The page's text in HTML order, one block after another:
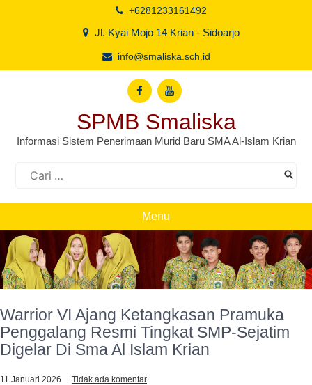
+6281233161492
Jl. Kyai Mojo 14 Krian - Sidoarjo
info@smaliska.sch.id
SPMB Smaliska
Informasi Sistem Penerimaan Murid Baru SMA Al-Islam Krian
Menu
Warrior VI Ajang Ketangkasan Pramuka
Penggalang Resmi Tingkat SMP-Sejatim
Digelar Di Sma Al Islam Krian
11 Januari 2026 Tidak ada komentar